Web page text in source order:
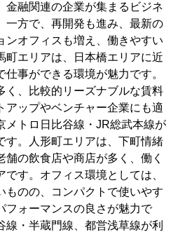
金融関連の企業が集まるビジネ
一方で、再開発も進み、最新の
ンオフィスも増え、働きやすい
町エリアは、日本橋エリアに近
事ができる環境が魅力です。
く、比較的リーズナブルな賃料
アップやベンチャー企業にも適
メトロ日比谷線・JR総武本線が
す。人形町エリアは、下町情緒
の飲食店や商店が多く、働く
す。オフィス環境としては、
ものの、コンパクトで使いやす
フォーマンスの良さが魅力で
・半蔵門線、都営浅草線が利